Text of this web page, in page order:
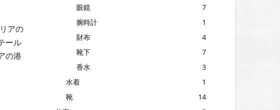
アの
ール
の港
眼鏡
7
腕時計
1
財布
4
靴下
7
香水
3
水着
1
靴
14